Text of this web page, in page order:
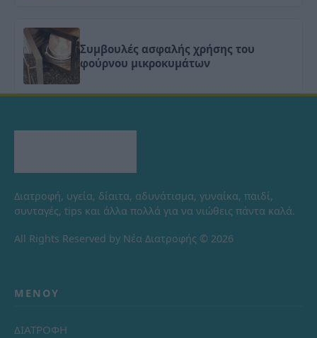
Συμβουλές ασφαλής χρήσης του
φούρνου μικροκυμάτων
Διατροφή, υγεία, δίαιτα, αδυνάτισμα, γυναίκα, παιδί,
συνταγές, tips και άλλα πολλά για να νιώθεις πάντα καλά.
All Rights Reserved by Νέα Διατροφής © 2026
ΜΕΝΟΎ
ΔΙΑΤΡΟΦΗ